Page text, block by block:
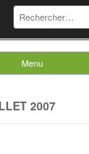
Rechercher :
Menu
2007